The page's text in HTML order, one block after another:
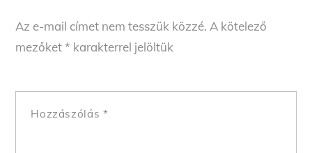
Az e-mail címet nem tesszük közzé. A kötelező
mezőket* karakterrel jelöltük
Hozzászólás *